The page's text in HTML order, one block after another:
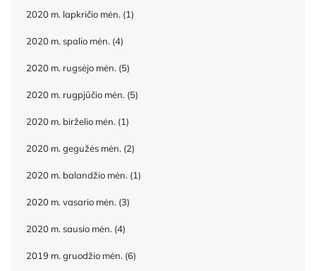
2020 m. lapkričio mėn. (1)
2020 m. spalio mėn. (4)
2020 m. rugsėjo mėn. (5)
2020 m. rugpjūčio mėn. (5)
2020 m. birželio mėn. (1)
2020 m. gegužės mėn. (2)
2020 m. balandžio mėn. (1)
2020 m. vasario mėn. (3)
2020 m. sausio mėn. (4)
2019 m. gruodžio mėn. (6)